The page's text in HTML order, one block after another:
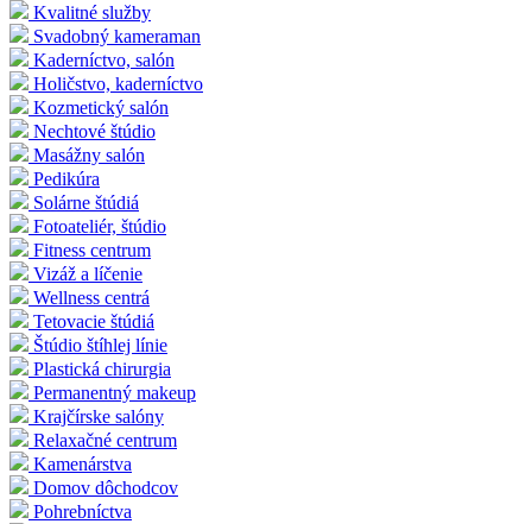
Kvalitné služby
Svadobný kameraman
Kaderníctvo, salón
Holičstvo, kaderníctvo
Kozmetický salón
Nechtové štúdio
Masážny salón
Pedikúra
Solárne štúdiá
Fotoateliér, štúdio
Fitness centrum
Vizáž a líčenie
Wellness centrá
Tetovacie štúdiá
Štúdio štíhlej línie
Plastická chirurgia
Permanentný makeup
Krajčírske salóny
Relaxačné centrum
Kamenárstva
Domov dôchodcov
Pohrebníctva